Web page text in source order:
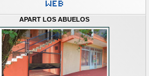
APART LOS ABUELOS